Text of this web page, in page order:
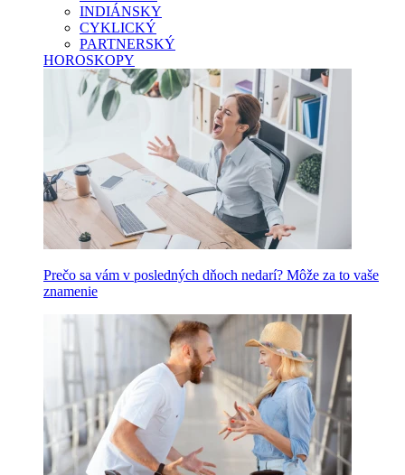
INDIÁNSKY
CYKLICKÝ
PARTNERSKÝ
HOROSKOPY
Prečo sa vám v posledných dňoch nedarí? Môže za to vaše
znamenie